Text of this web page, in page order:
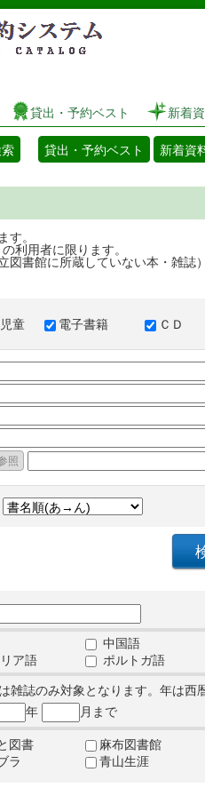
港区立図書館 蔵
貸出・予約ベスト 新着
貸出・予約ベスト 新着資
す。
利用者に限ります。
図書館に所蔵していない本・雑誌
児童 電子書籍 ＣＤ
中国語
ア語 ポルトガ語
雑誌のみ対象となります。年は西
年 月まで
図書 麻布図書館
ラ 青山生涯